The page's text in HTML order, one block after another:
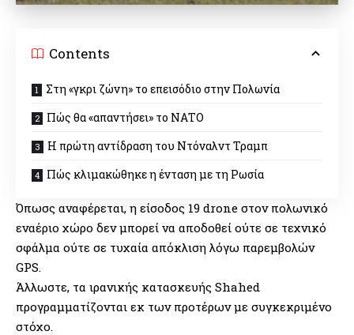
Contents
Στη «γκρι ζώνη» το επεισόδιο στην Πολωνία
Πώς θα «απαντήσει» το ΝΑΤΟ
Η πρώτη αντίδραση του Ντόναλντ Τραμπ
Πώς κλιμακώθηκε η ένταση με τη Ρωσία
Όπωσς αναφέρεται, η είσοδος 19 drone στον πολωνικό
εναέριο χώρο δεν μπορεί να αποδοθεί ούτε σε τεχνικό
σφάλμα ούτε σε τυχαία απόκλιση λόγω παρεμβολών
GPS.
Άλλωστε, τα ιρανικής κατασκευής Shahed
προγραμματίζονται εκ των προτέρων με συγκεκριμένο
στόχο.